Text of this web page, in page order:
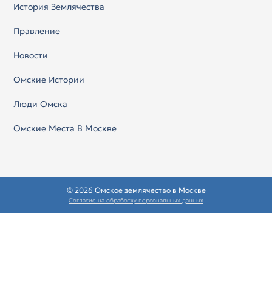
История Землячества
Правление
Новости
Омские Истории
Люди Омска
Омские Места В Москве
© 2026 Омское землячество в Москве
Согласие на обработку персональных данных